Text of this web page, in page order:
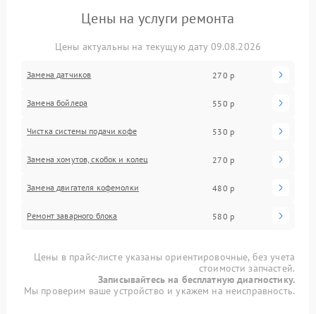
Цены на услуги ремонта
Цены актуальны на текущую дату 09.08.2026
Замена датчиков 270 р
Замена бойлера 550 р
Чистка системы подачи кофе 530 р
Замена хомутов, скобок и колец 270 р
Замена двигателя кофемолки 480 р
Ремонт заварного блока 580 р
Цены в прайс-листе указаны ориентировочные, без учета
стоимости запчастей.
Записывайтесь на бесплатную диагностику.
Мы проверим ваше устройство и укажем на неисправность.